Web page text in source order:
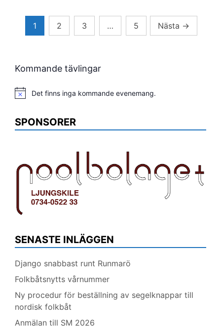
Sidnumrering
1 2 3 … 5 Nästa →
Kommande tävlingar
Notis Det finns inga kommande evenemang.
SPONSORER
SENASTE INLÄGGEN
Django snabbast runt Runmarö
Folkbåtsnytts vårnummer
Ny procedur för beställning av segelknappar till
nordisk folkbåt
Anmälan till SM 2026